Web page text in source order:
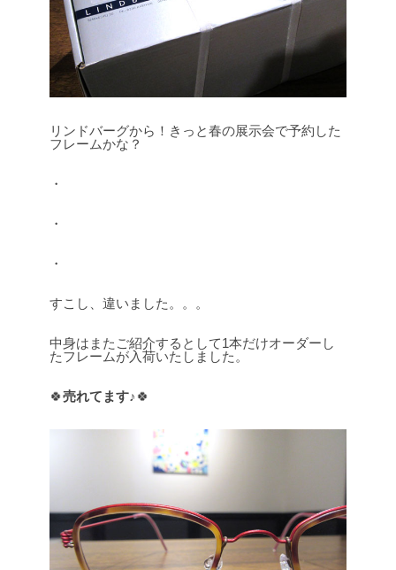
リンドバーグから！きっと春の展示会で予約した
フレームかな？
・
・
・
すこし、違いました。。。
中身はまたご紹介するとして1本だけオーダーし
たフレームが入荷いたしました。
🍀売れてます♪ 🍀